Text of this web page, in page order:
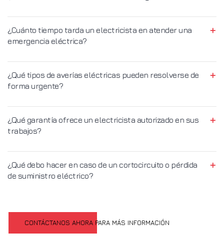
¿Cuánto tiempo tarda un electricista en atender una
emergencia eléctrica?
¿Qué tipos de averías eléctricas pueden resolverse de
forma urgente?
¿Qué garantía ofrece un electricista autorizado en sus
trabajos?
¿Qué debo hacer en caso de un cortocircuito o pérdida
de suministro eléctrico?
CONTÁCTANOS AHORA PARA MÁS INFORMACIÓN